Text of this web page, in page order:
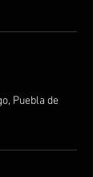
Puebla de